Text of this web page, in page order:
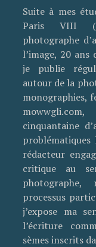
Suite à mes
Paris VIII
photographe
l’image, 20 ans
je publie
autour de la
monographies,
cinquantaine
problématiques
rédacteur
critique au
photographe,
processus
j’expose ma
l’écriture
sèmes inscrits